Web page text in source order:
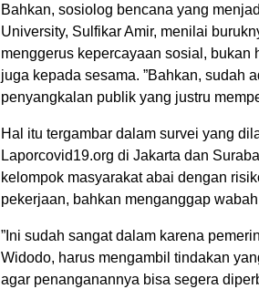
Bahkan, sosiolog bencana yang
University, Sulfikar Amir, menilai
menggerus kepercayaan sosial, bukan
juga kepada sesama. ”Bahkan, sudah
penyangkalan publik yang justru
Hal itu tergambar dalam survei yang
Laporcovid19.org di Jakarta dan
kelompok masyarakat abai dengan
pekerjaan, bahkan menganggap
”Ini sudah sangat dalam karena
Widodo, harus mengambil tindakan
agar penanganannya bisa segera